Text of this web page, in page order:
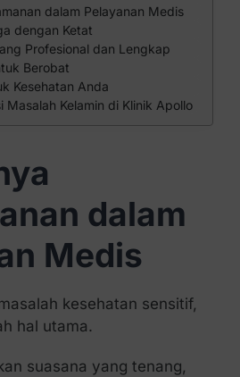
dalam Pelayanan Medis
dengan Ketat
Profesional dan Lengkap
Berobat
Kesehatan Anda
Masalah Kelamin di Klinik Apollo
dalam
Medis
kesehatan sensitif,
hal utama.
suasana yang tenang,